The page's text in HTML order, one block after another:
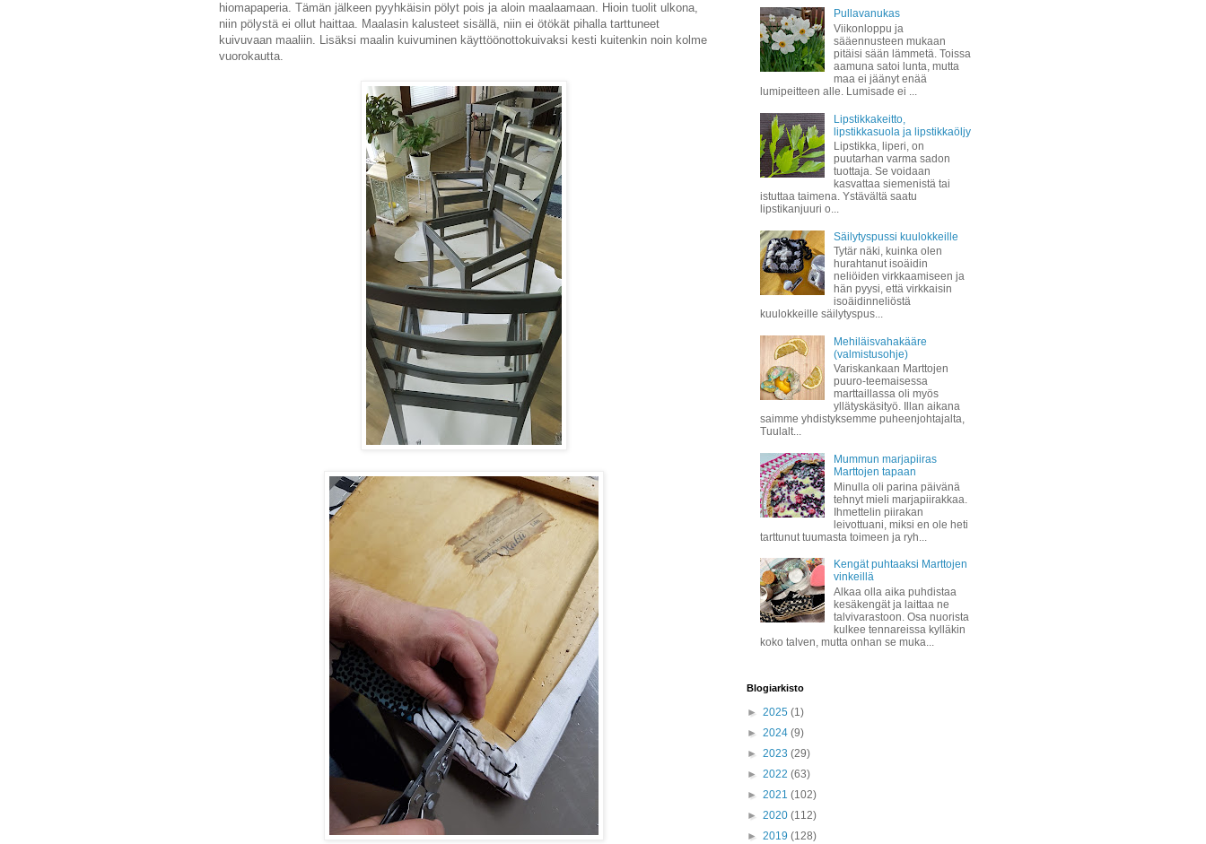
hiomapaperia. Tämän jälkeen pyyhkäisin pölyt pois ja aloin maalaamaan. Hioin tuolit ulkona,
niin pölystä ei ollut haittaa. Maalasin kalusteet sisällä, niin ei ötökät pihalla tarttuneet
kuivuvaan maaliin. Lisäksi maalin kuivuminen käyttöönottokuivaksi kesti kuitenkin noin kolme
vuorokautta.
Pullavanukas
Viikonloppu ja
sääennusteen mukaan
pitäisi sään lämmetä. Toissa
aamuna satoi lunta, mutta
maa ei jäänyt enää
lumipeitteen alle. Lumisade ei ...
Lipstikkakeitto,
lipstikkasuola ja lipstikkaöljy
Lipstikka, liperi, on
puutarhan varma sadon
tuottaja. Se voidaan
kasvattaa siemenistä tai
istuttaa taimena. Ystävältä saatu
lipstikanjuuri o...
Säilytyspussi kuulokkeille
Tytär näki, kuinka olen
hurahtanut isoäidin
neliöiden virkkaamiseen ja
hän pyysi, että virkkaisin
isoäidinneliöstä
kuulokkeille säilytyspus...
Mehiläisvahakääre
(valmistusohje)
Variskankaan Marttojen
puuro-teemaisessa
marttaillassa oli myös
yllätyskäsityö. Illan aikana
saimme yhdistyksemme puheenjohtajalta,
Tuulalt...
Mummun marjapiiras
Marttojen tapaan
Minulla oli parina päivänä
tehnyt mieli marjapiirakkaa.
Ihmettelin piirakan
leivottuani, miksi en ole heti
tarttunut tuumasta toimeen ja ryh...
Kengät puhtaaksi Marttojen
vinkeillä
Alkaa olla aika puhdistaa
kesäkengät ja laittaa ne
talvivarastoon. Osa nuorista
kulkee tennareissa kylläkin
koko talven, mutta onhan se muka...
Blogiarkisto
► 2025 (1)
► 2024 (9)
► 2023 (29)
► 2022 (63)
► 2021 (102)
► 2020 (112)
► 2019 (128)